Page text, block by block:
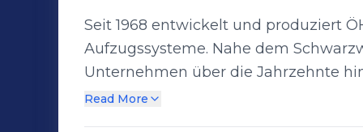
Seit 1968 entwickelt und produziert
Aufzugssysteme. Nahe dem
Unternehmen über die Jahrzehnte
Akteur in der hydraulischen
Read More